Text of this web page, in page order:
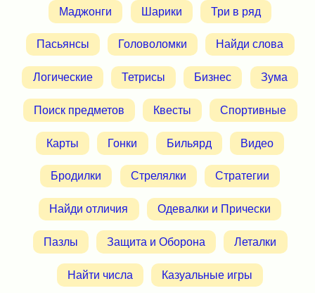
Маджонги Шарики Три в ряд
Пасьянсы Головоломки Найди слова
Логические Тетрисы Бизнес Зума
Поиск предметов Квесты Спортивные
Карты Гонки Бильярд Видео
Бродилки Стрелялки Стратегии
Найди отличия Одевалки и Прически
Пазлы Защита и Оборона Леталки
Найти числа Казуальные игры